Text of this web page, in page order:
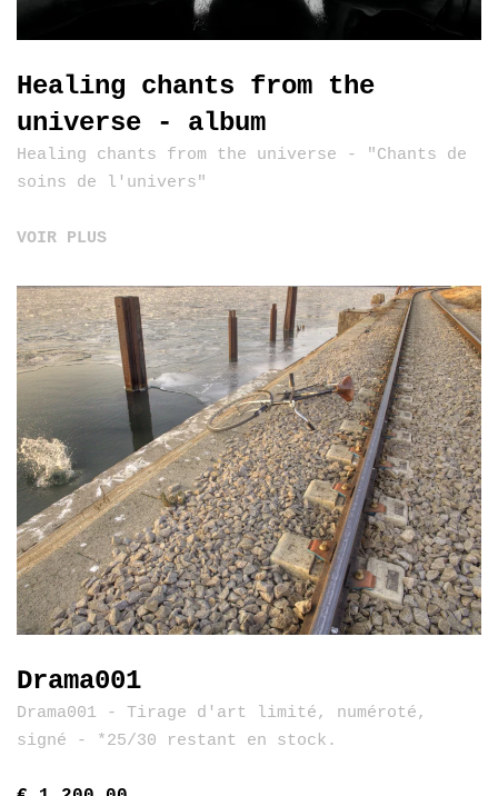
Healing chants from the
universe - album
Healing chants from the universe - "Chants de
soins de l'univers"
VOIR PLUS
Drama001
Drama001 - Tirage d'art limité, numéroté,
signé - *25/30 restant en stock.